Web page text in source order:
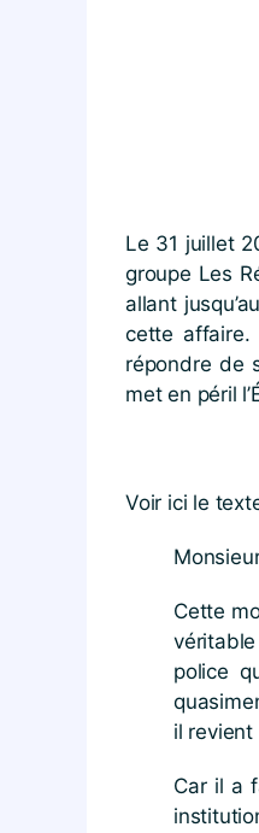
Le 31 juillet
groupe Les
allant
cette affaire.
répondre de
met en péril
Voir ici le
Cette
police
il
Car il a